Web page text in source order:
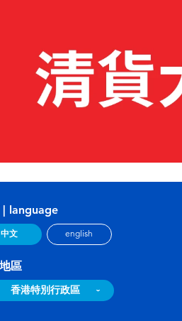
| language
中文 english
區
香港特別行政區